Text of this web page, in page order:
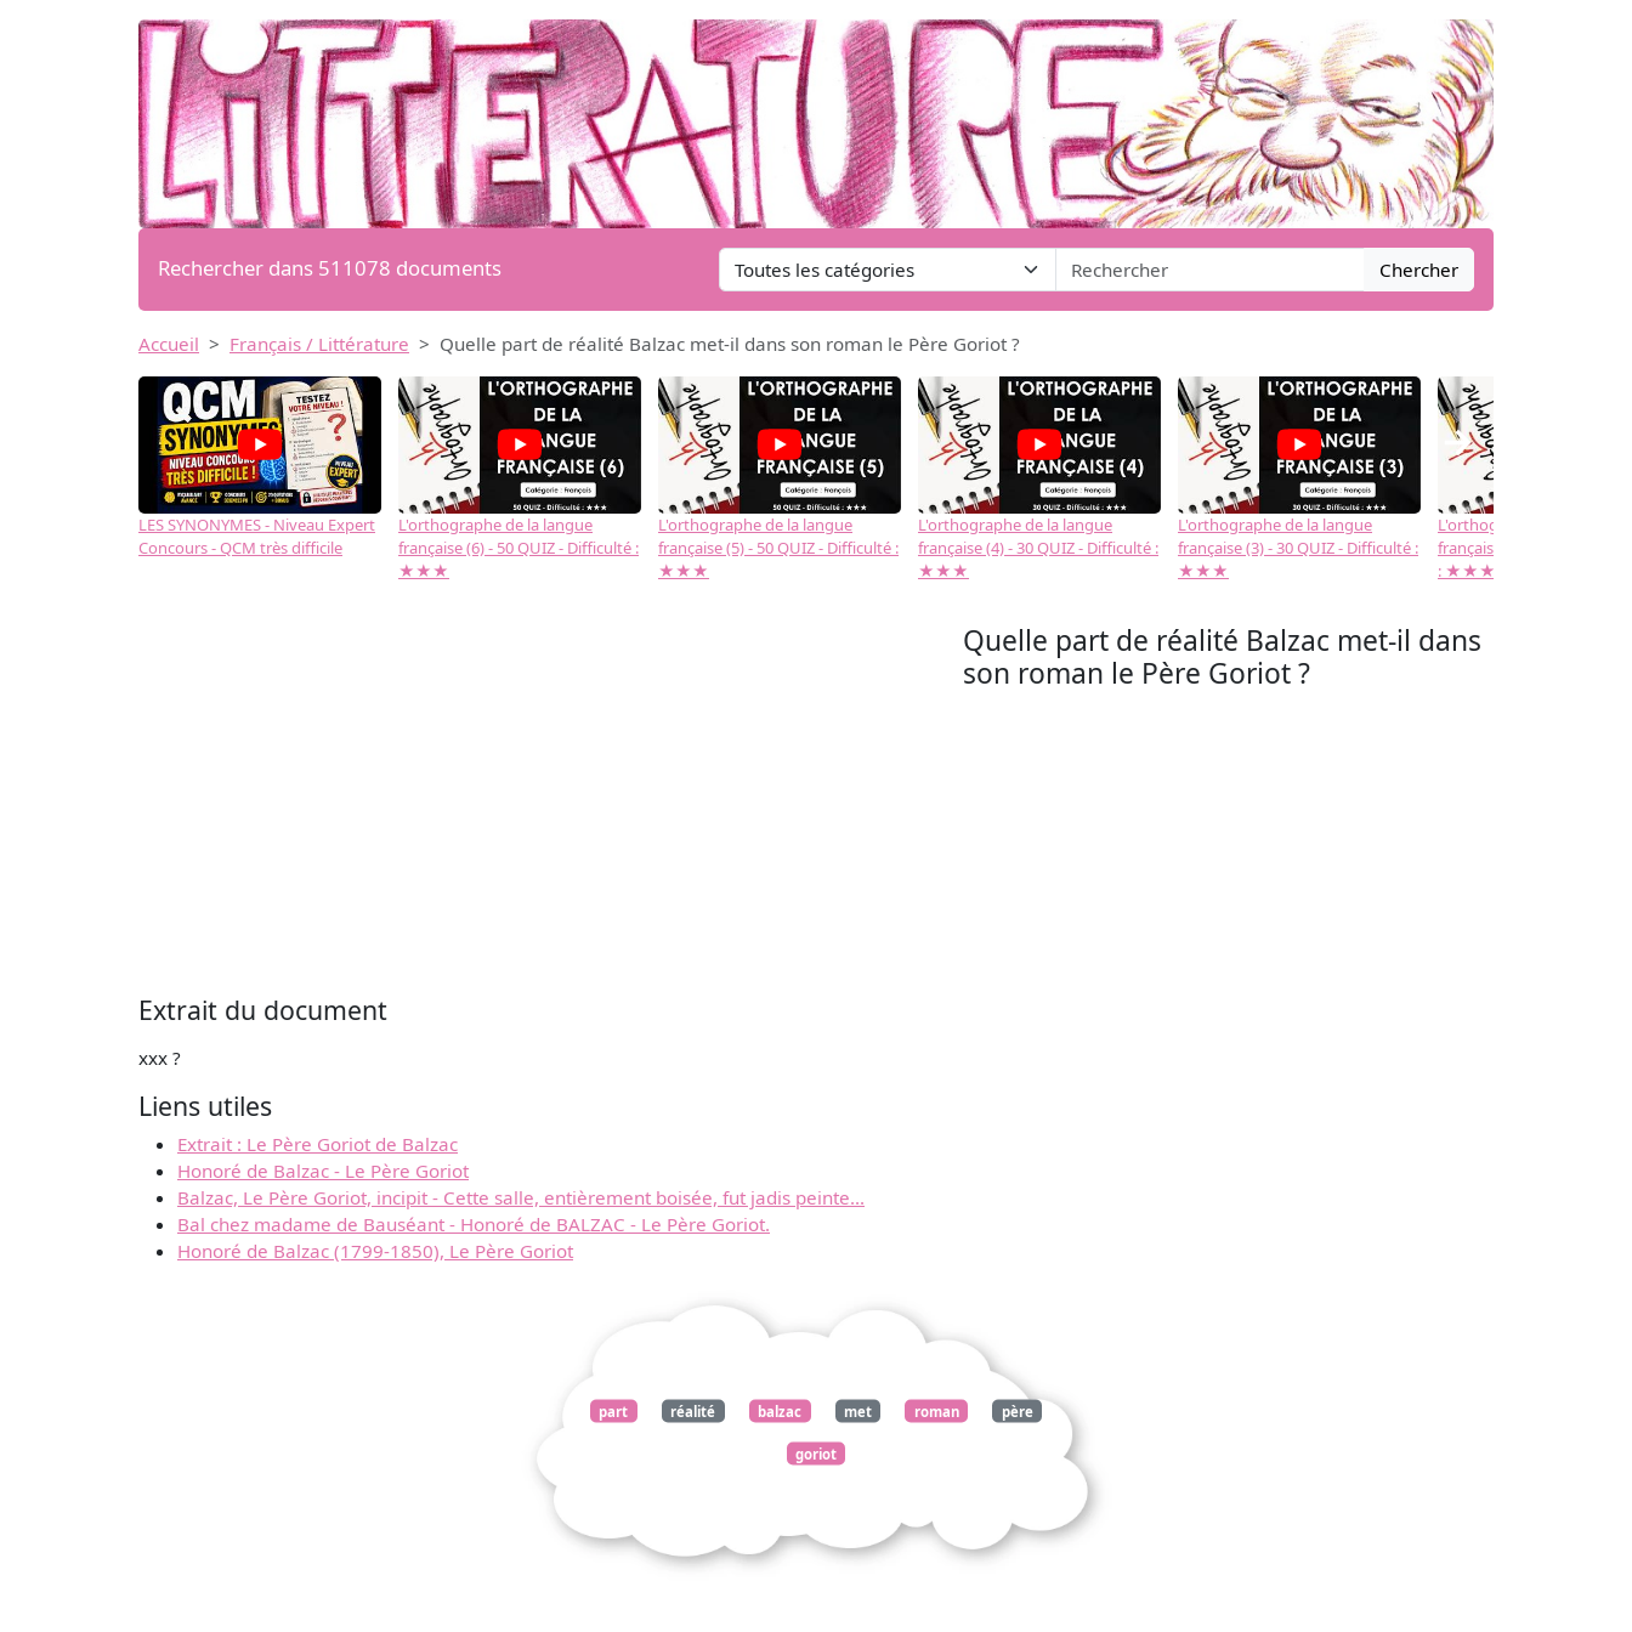
Rechercher dans 511078 documents Chercher
Accueil Français / Littérature Quelle part de réalité Balzac met-il dans son roman le Père Goriot ?
LES SYNONYMES - Niveau Expert
Concours - QCM très difficile
L'orthographe de la langue
française (6) - 50 QUIZ - Difficulté :
★★★
L'orthographe de la langue
française (5) - 50 QUIZ - Difficulté :
★★★
L'orthographe de la langue
française (4) - 30 QUIZ - Difficulté :
★★★
L'orthographe de la langue
française (3) - 30 QUIZ - Difficulté :
★★★
L'orthographe de la langue
française (2) -( 20 QUIZ -
: ★★★
→
Quelle part de réalité Balzac met-il dans
son roman le Père Goriot ?
Extrait du document
xxx ?
Liens utiles
Extrait : Le Père Goriot de Balzac
Honoré de Balzac - Le Père Goriot
Balzac, Le Père Goriot, incipit - Cette salle, entièrement boisée, fut jadis peinte...
Bal chez madame de Bauséant - Honoré de BALZAC - Le Père Goriot.
Honoré de Balzac (1799-1850), Le Père Goriot
part réalité balzac met roman père
goriot